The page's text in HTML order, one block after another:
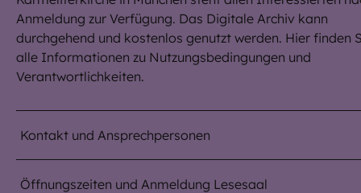
Anmeldung zur Verfügung. Das Digitale Archiv kann
durchgehend und kostenlos genutzt werden. Hier finden
alle Informationen zu Nutzungsbedingungen und
Verantwortlichkeiten.
Kontakt und Ansprechpersonen
Öffnungszeiten und Anmeldung Lesesaal